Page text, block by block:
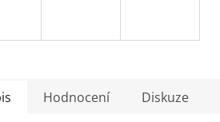
Hodnocení Diskuze